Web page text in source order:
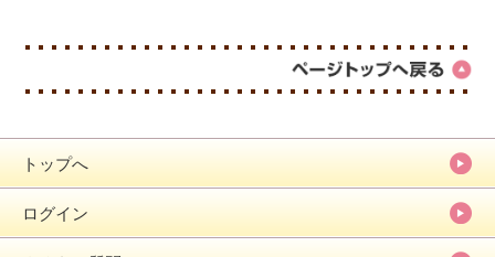
トップへ
ログイン